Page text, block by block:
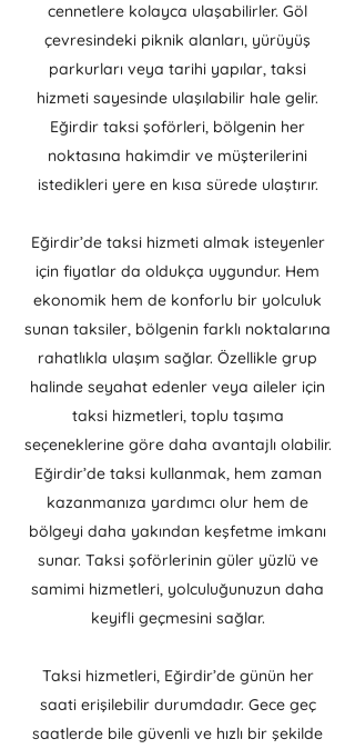
cennetlere kolayca ulaşabilirler. Göl
çevresindeki piknik alanları, yürüyüş
parkurları veya tarihi yapılar, taksi
hizmeti sayesinde ulaşılabilir hale gelir.
Eğirdir taksi şoförleri, bölgenin her
noktasına hakimdir ve müşterilerini
istedikleri yere en kısa sürede ulaştırır.
Eğirdir’de taksi hizmeti almak isteyenler
için fiyatlar da oldukça uygundur. Hem
ekonomik hem de konforlu bir yolculuk
sunan taksiler, bölgenin farklı noktalarına
rahatlıkla ulaşım sağlar. Özellikle grup
halinde seyahat edenler veya aileler için
taksi hizmetleri, toplu taşıma
seçeneklerine göre daha avantajlı olabilir.
Eğirdir’de taksi kullanmak, hem zaman
kazanmanıza yardımcı olur hem de
bölgeyi daha yakından keşfetme imkanı
sunar. Taksi şoförlerinin güler yüzlü ve
samimi hizmetleri, yolculuğunuzun daha
keyifli geçmesini sağlar.
Taksi hizmetleri, Eğirdir’de günün her
saati erişilebilir durumdadır. Gece geç
saatlerde bile güvenli ve hızlı bir şekilde